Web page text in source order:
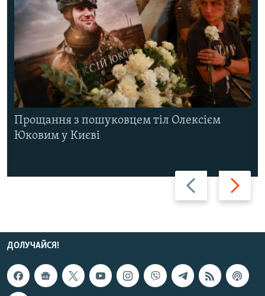
Назад Вперед
Прощання з пошуковцем тіл Олексієм
Юковим у Києві
ДОЛУЧАЙСЯ!